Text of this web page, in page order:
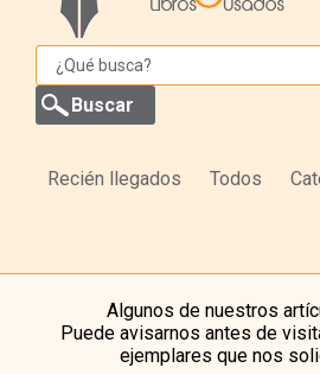
Recién llegados Todos
Algunos de nuestros
Puede avisarnos antes de
ejemplares que nos